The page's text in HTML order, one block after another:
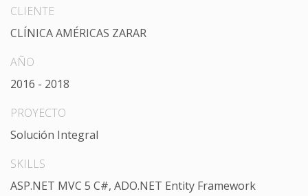
CLIENTE
CLÍNICA AMÉRICAS ZARAR
AÑO
2016 - 2018
PROYECTO
Solución Integral
SKILLS
ASP.NET MVC 5 C#, ADO.NET Entity Framework